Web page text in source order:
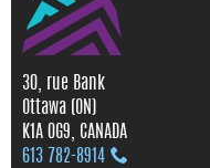
30, rue Bank
Ottawa (ON)
K1A 0G9, CANADA
613 782‑8914